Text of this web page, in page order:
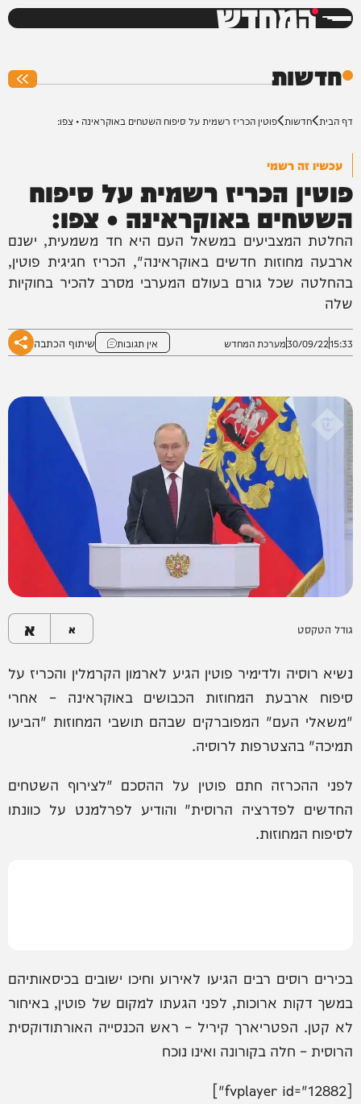
המחדש
חדשות
דף הבית חדשות פוטין הכריז רשמית על סיפוח השטחים באוקראינה • צפו:
עכשיו זה רשמי
פוטין הכריז רשמית על סיפוח
השטחים באוקראינה • צפו:
החלטת המצביעים במשאל העם היא חד משמעית, ישנם
ארבעה מחוזות חדשים באוקראינה", הכריז חגיגית פוטין,
בהחלטה שכל גורם בעולם המערבי מסרב להכיר בחוקיות
שלה
15:33
30/09/22מערכת המחדש אין תגובות שיתוף הכתבה
גודל הטקסט א א
נשיא רוסיה ולדימיר פוטין הגיע לארמון הקרמלין והכריז על
סיפוח ארבעת המחוזות הכבושים באוקראינה – אחרי
"משאלי העם" המפוברקים שבהם תושבי המחוזות "הביעו
תמיכה" בהצטרפות לרוסיה.
לפני ההכרזה חתם פוטין על ההסכם "לצירוף השטחים
החדשים לפדרציה הרוסית" והודיע לפרלמנט על כוונתו
לסיפוח המחוזות.
בכירים רוסים רבים הגיעו לאירוע וחיכו ישובים בכיסאותיהם
במשך דקות ארוכות, לפני הגעתו למקום של פוטין, באיחור
לא קטן. הפטריארך קיריל – ראש הכנסייה האורתודוקסית
הרוסית – חלה בקורונה ואינו נוכח
[fvplayer id="12882"]